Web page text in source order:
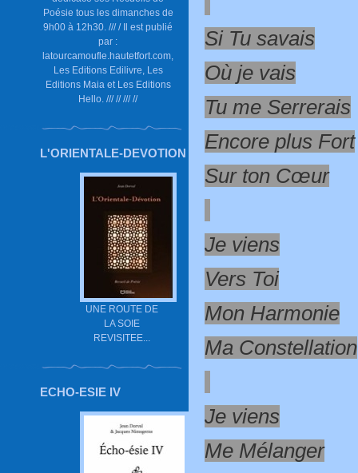
Poésie tous les dimanches de
9h00 à 12h30. /// / Il est publié
par :
latourcamoufle.hautetfort.com,
Les Editions Edilivre, Les
Editions Maia et Les Editions
Hello. /// // /// //
L'ORIENTALE-DEVOTION
UNE ROUTE DE
LA SOIE
REVISITEE...
ECHO-ESIE IV
Si Tu savais
Où je vais
Tu me Serrerais
Encore plus Fort
Sur ton Cœur
Je viens
Vers Toi
Mon Harmonie
Ma Constellation
Je viens
Me Mélanger